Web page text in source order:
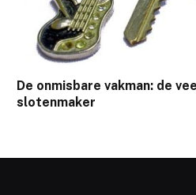
De onmisbare vakman: de
slotenmaker